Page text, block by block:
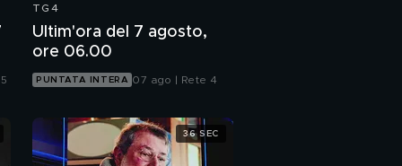
TG4
Ultim'ora del 7 agosto,
ore 06.00
PUNTATA INTERA 07 ago | Rete 4
36 SEC